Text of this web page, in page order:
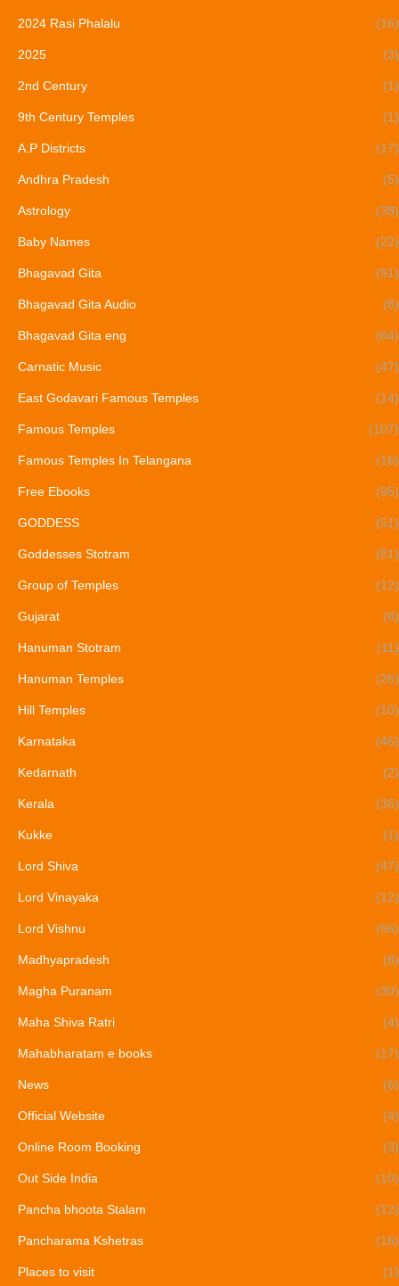
2024 Rasi Phalalu (16)
2025 (3)
2nd Century (1)
9th Century Temples (1)
A.P Districts (17)
Andhra Pradesh (5)
Astrology (38)
Baby Names (22)
Bhagavad Gita (91)
Bhagavad Gita Audio (8)
Bhagavad Gita eng (64)
Carnatic Music (47)
East Godavari Famous Temples (14)
Famous Temples (107)
Famous Temples In Telangana (16)
Free Ebooks (95)
GODDESS (51)
Goddesses Stotram (81)
Group of Temples (12)
Gujarat (8)
Hanuman Stotram (11)
Hanuman Temples (26)
Hill Temples (10)
Karnataka (46)
Kedarnath (2)
Kerala (36)
Kukke (1)
Lord Shiva (47)
Lord Vinayaka (12)
Lord Vishnu (56)
Madhyapradesh (8)
Magha Puranam (30)
Maha Shiva Ratri (4)
Mahabharatam e books (17)
News (6)
Official Website (4)
Online Room Booking (3)
Out Side India (10)
Pancha bhoota Stalam (12)
Pancharama Kshetras (16)
Places to visit (1)